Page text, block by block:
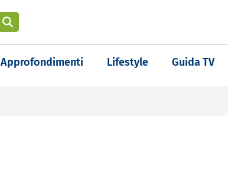
Approfondimenti Lifestyle Guida TV